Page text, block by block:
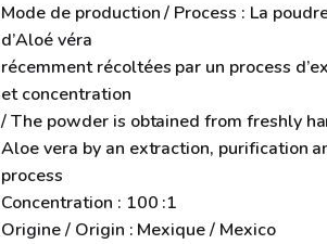
Mode de production / Process : La
d’Aloé véra
récemment récoltées par un process
et concentration
/ The powder is obtained from freshly
Aloe vera by an extraction, purification
process
Concentration : 100 :1
Origine / Origin : Mexique / Mexico